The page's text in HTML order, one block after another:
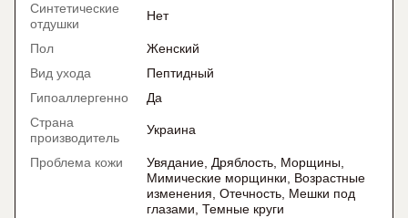
Синтетические
отдушки
Нет
Пол
Женский
Вид ухода
Пептидный
Гипоаллергенно
Да
Страна
производитель
Украина
Проблема кожи
Увядание, Дряблость, Морщины,
Мимические морщинки, Возрастные
изменения, Отечность, Мешки под
глазами, Темные круги